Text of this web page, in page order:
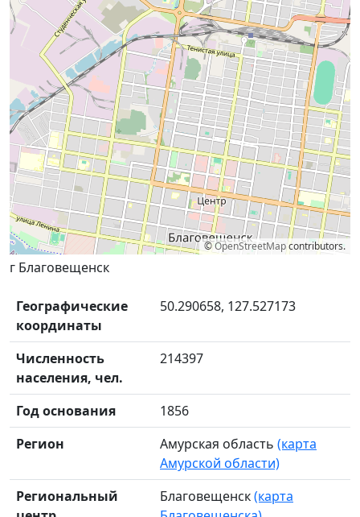
©OpenStreetMapcontributors.
г Благовещенск
Географические
координаты
50.290658, 127.527173
Численность
населения, чел.
214397
Год основания
1856
Регион
Амурская область (карта
Амурской области)
Региональный
Благовещенск(карта